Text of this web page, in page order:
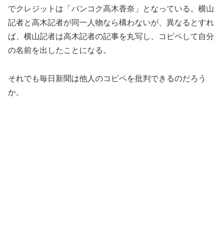
でクレジットは「バンコク高木香奈」となっている。横山
記者と高木記者が同一人物なら構わないが、異なるとすれ
ば、横山記者は高木記者の記事を丸写し、コピペして自分
の名前を出したことになる。
それでも毎日新聞は他人のコピペを批判できるのだろう
か。